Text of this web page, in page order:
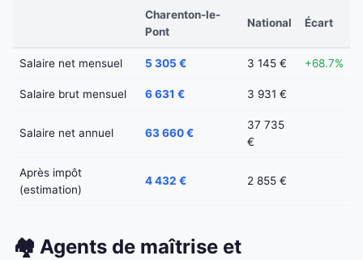
Charenton-le-
Pont
National Écart
Salaire net mensuel 5 305 € 3 145 € +68.7%
Salaire brut mensuel 6 631 € 3 931 €
Salaire net annuel 63 660 €
37 735
€
Après impôt
(estimation)
4 432 € 2 855 €
🏘️ Agents de maîtrise et